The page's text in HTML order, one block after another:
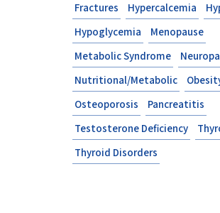
Fractures
Hypercalcemia
Hypoglycemia
Menopause
Metabolic Syndrome
Nutritional/Metabolic
Osteoporosis
Pancreatitis
Testosterone Deficiency
Thyroid Disorders